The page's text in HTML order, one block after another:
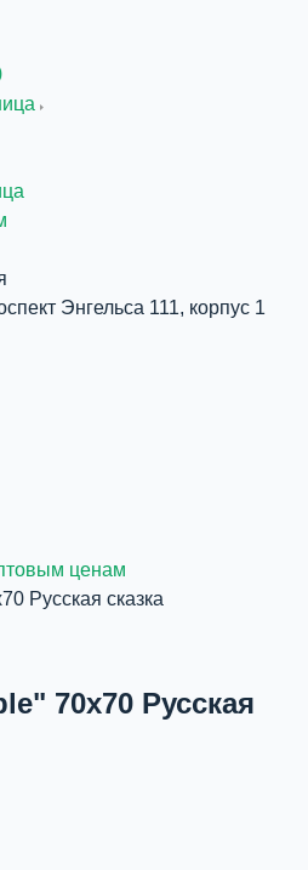
Энгельса 111, корпус 1
ценам
Русская сказка
70х70 Русская